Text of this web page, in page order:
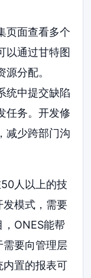
页面查看多个
以通过甘特图
分配。
统中提交缺陷
任务。开发修
减少跨部门沟
50人以上的技
发模式，需要
ONES能帮
需要向管理层
内置的报表可